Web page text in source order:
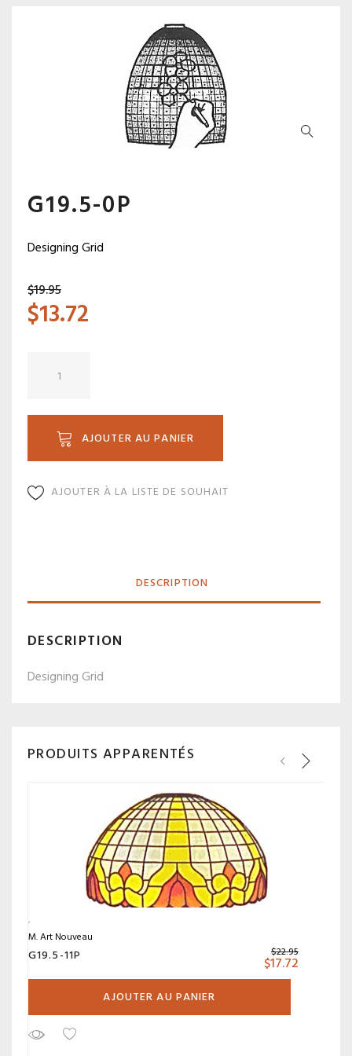
G19.5-0P
Designing Grid
$19.95
$13.72
AJOUTER AU PANIER
AJOUTER À LA LISTE DE SOUHAIT
DESCRIPTION
DESCRIPTION
Designing Grid
PRODUITS APPARENTÉS
M. Art Nouveau
G19.5-11P $22.95
$17.72
AJOUTER AU PANIER